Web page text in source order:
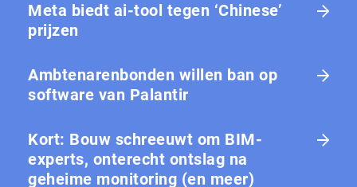
Meta biedt ai-tool tegen ‘Chinese’
prijzen
Ambtenarenbonden willen ban op
software van Palantir
Kort: Bouw schreeuwt om BIM-
experts, onterecht ontslag na
geheime monitoring (en meer)